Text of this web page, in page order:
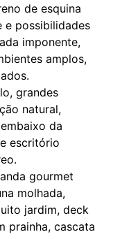
de esquina
e possibilidades
imponente,
amplos,
grandes
natural,
da
escritório
gourmet
molhada,
jardim, deck
prainha, cascata